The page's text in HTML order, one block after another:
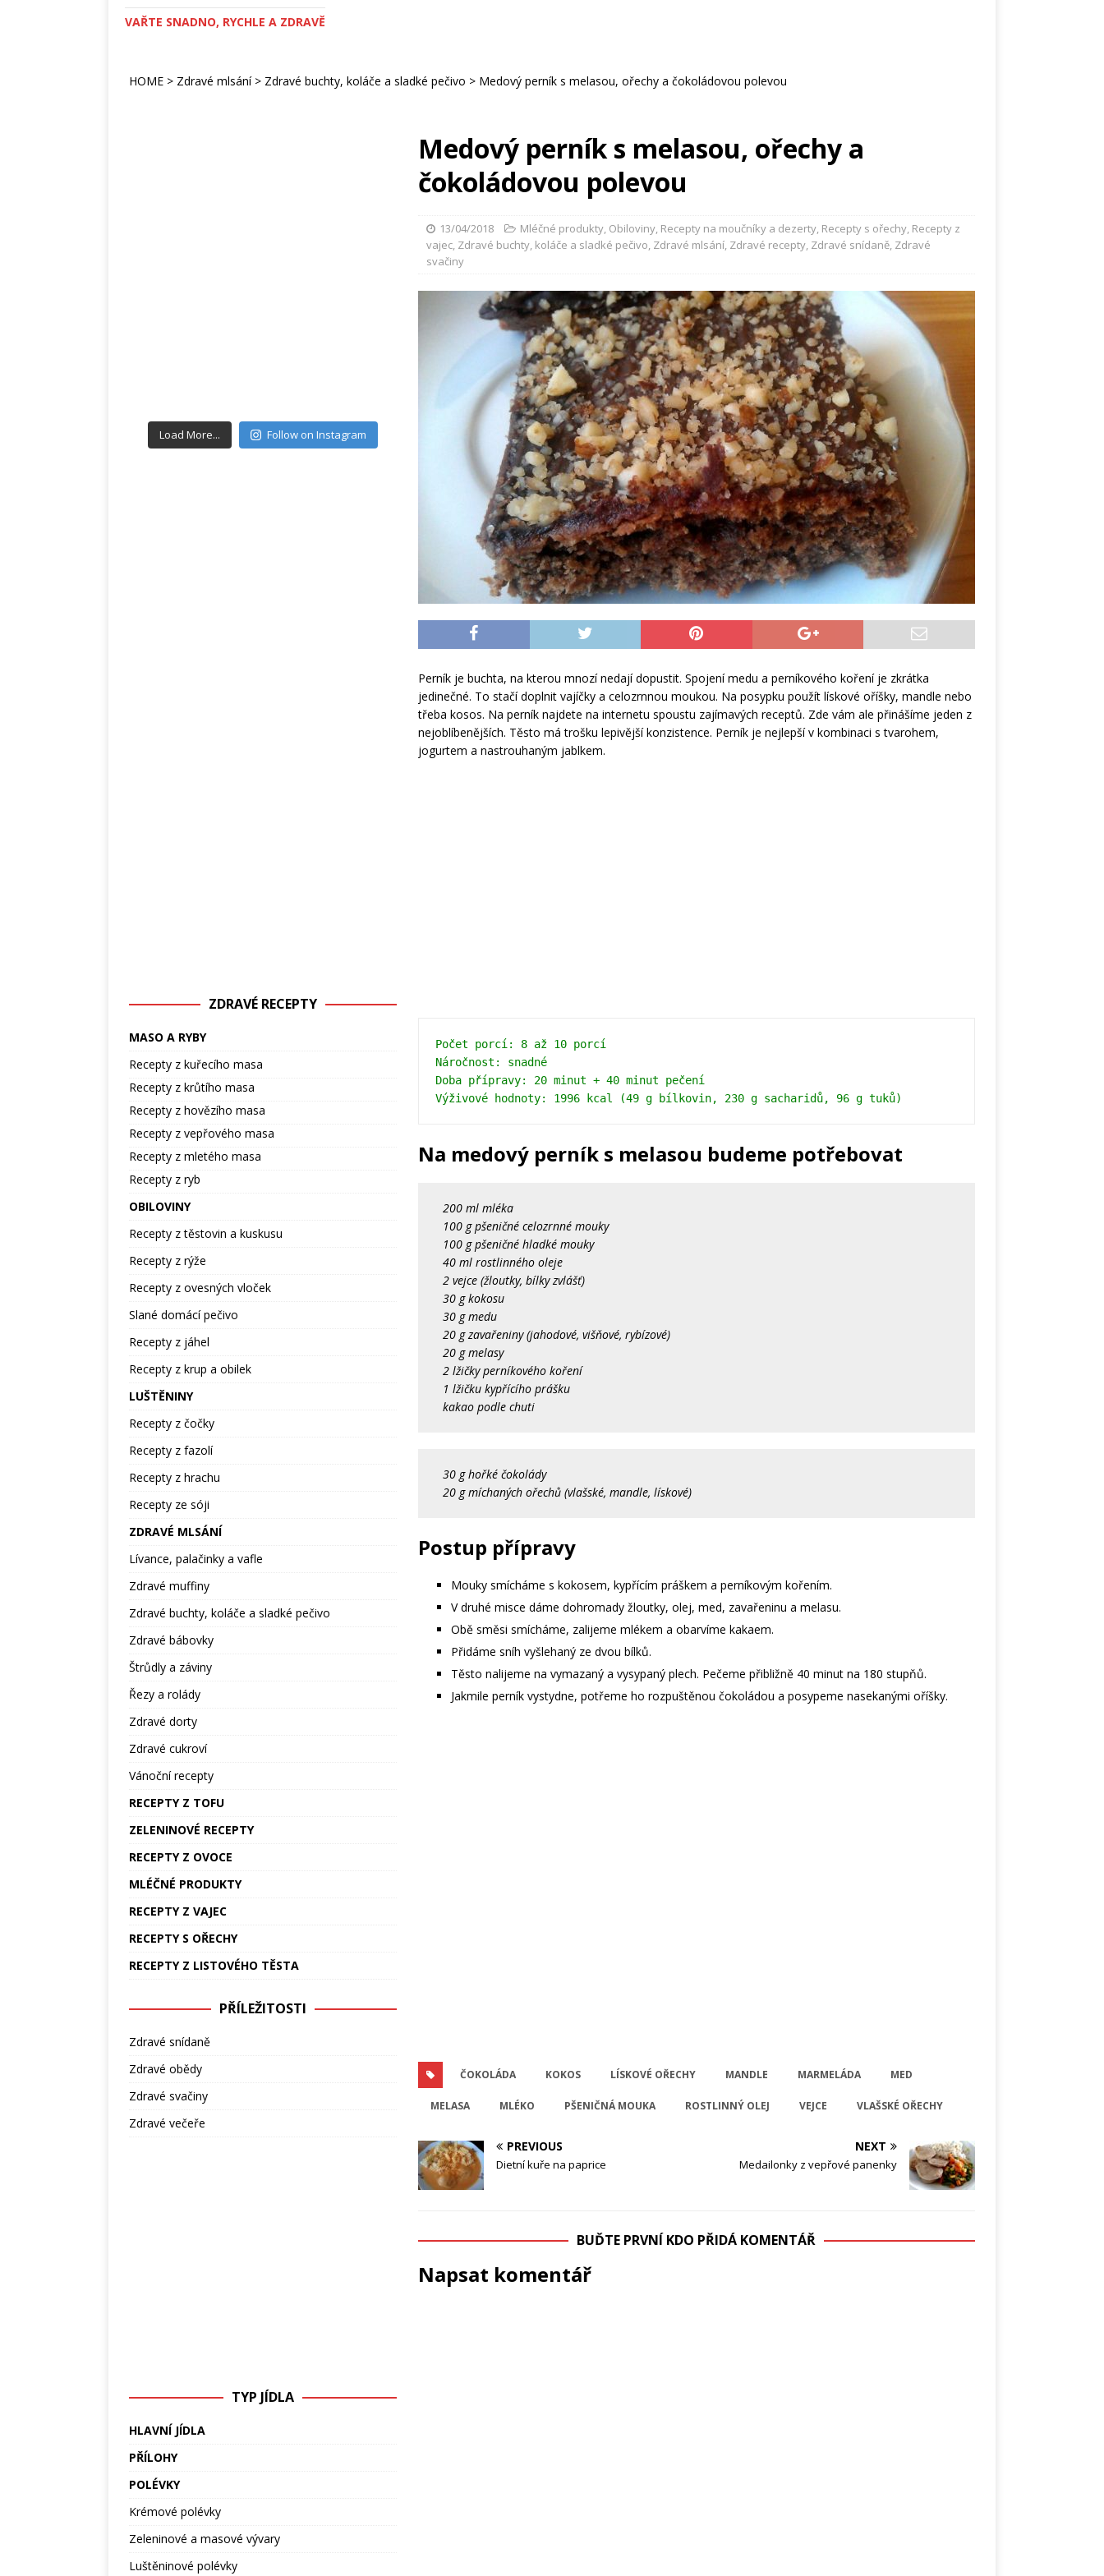
VAŘTE SNADNO, RYCHLE A ZDRAVĚ
HOME > Zdravé mlsání> Zdravé buchty, koláče a sladké pečivo > Medový perník s melasou, ořechy a čokoládovou polevou
Medový perník s melasou, ořechy a
čokoládovou polevou
13/04/2018 Mléčné produkty, Obiloviny, Recepty na moučníky a dezerty, Recepty s ořechy, Recepty z
vajec, Zdravé buchty, koláče a sladké pečivo, Zdravé mlsání, Zdravé recepty, Zdravé snídaně, Zdravé
svačiny
Perník je buchta, na kterou mnozí nedají dopustit. Spojení medu a perníkového koření je zkrátka
jedinečné. To stačí doplnit vajíčky a celozrnnou moukou. Na posypku použít lískové oříšky, mandle nebo
třeba kosos. Na perník najdete na internetu spoustu zajímavých receptů. Zde vám ale přinášíme jeden z
nejoblíbenějších. Těsto má trošku lepivější konzistence. Perník je nejlepší v kombinaci s tvarohem,
jogurtem a nastrouhaným jablkem.
Počet porcí: 8 až 10 porcí
Náročnost: snadné
Doba přípravy: 20 minut + 40 minut pečení
Výživové hodnoty: 1996 kcal (49 g bílkovin, 230 g sacharidů, 96 g tuků)
Na medový perník s melasou budeme potřebovat
200 ml mléka
100 g pšeničné celozrnné mouky
100 g pšeničné hladké mouky
40 ml rostlinného oleje
2 vejce (žloutky, bílky zvlášť)
30 g kokosu
30 g medu
20 g zavařeniny (jahodové, višňové, rybízové)
20 g melasy
2 lžičky perníkového koření
1 lžičku kypřícího prášku
kakao podle chuti
30 g hořké čokolády
20 g míchaných ořechů (vlašské, mandle, lískové)
Postup přípravy
Mouky smícháme s kokosem, kypřícím práškem a perníkovým kořením.
V druhé misce dáme dohromady žloutky, olej, med, zavařeninu a melasu.
Obě směsi smícháme, zalijeme mlékem a obarvíme kakaem.
Přidáme sníh vyšlehaný ze dvou bílků.
Těsto nalijeme na vymazaný a vysypaný plech. Pečeme přibližně 40 minut na 180 stupňů.
Jakmile perník vystydne, potřeme ho rozpuštěnou čokoládou a posypeme nasekanými oříšky.
ČOKOLÁDA KOKOS LÍSKOVÉ OŘECHY MANDLE MARMELÁDA MED
MELASA MLÉKO PŠENIČNÁ MOUKA ROSTLINNÝ OLEJ VEJCE VLAŠSKÉ OŘECHY
PREVIOUS
Dietní kuře na paprice
NEXT
Medailonky z vepřové panenky
BUĎTE PRVNÍ KDO PŘIDÁ KOMENTÁŘ
Napsat komentář
Load More... Follow on Instagram
ZDRAVÉ RECEPTY
MASO A RYBY
Recepty z kuřecího masa
Recepty z krůtího masa
Recepty z hovězího masa
Recepty z vepřového masa
Recepty z mletého masa
Recepty z ryb
OBILOVINY
Recepty z těstovin a kuskusu
Recepty z rýže
Recepty z ovesných vloček
Slané domácí pečivo
Recepty z jáhel
Recepty z krup a obilek
LUŠTĚNINY
Recepty z čočky
Recepty z fazolí
Recepty z hrachu
Recepty ze sóji
ZDRAVÉ MLSÁNÍ
Lívance, palačinky a vafle
Zdravé muffiny
Zdravé buchty, koláče a sladké pečivo
Zdravé bábovky
Štrůdly a záviny
Řezy a rolády
Zdravé dorty
Zdravé cukroví
Vánoční recepty
RECEPTY Z TOFU
ZELENINOVÉ RECEPTY
RECEPTY Z OVOCE
MLÉČNÉ PRODUKTY
RECEPTY Z VAJEC
RECEPTY S OŘECHY
RECEPTY Z LISTOVÉHO TĚSTA
PŘÍLEŽITOSTI
Zdravé snídaně
Zdravé obědy
Zdravé svačiny
Zdravé večeře
TYP JÍDLA
HLAVNÍ JÍDLA
PŘÍLOHY
POLÉVKY
Krémové polévky
Zeleninové a masové vývary
Luštěninové polévky